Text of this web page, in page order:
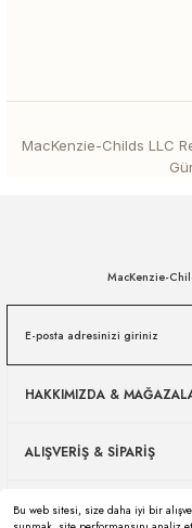
Bu web sitesi, size daha iyi bir
MacKenzie-Childs LLC
MacKenzie-
HAKKIMIZDA &
ALIŞVERİŞ & SİPARİŞ
ÜRÜN KULLANIMI &